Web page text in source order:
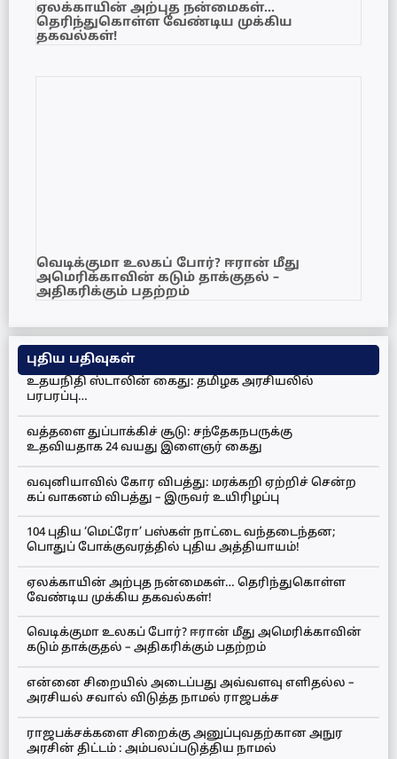
ஏலக்காயின் அற்புத நன்மைகள்…
தெரிந்துகொள்ள வேண்டிய முக்கிய
தகவல்கள்!
வெடிக்குமா உலகப் போர்? ஈரான் மீது
அமெரிக்காவின் கடும் தாக்குதல் –
அதிகரிக்கும் பதற்றம்
புதிய பதிவுகள்
உதயநிதி ஸ்டாலின் கைது: தமிழக அரசியலில்
பரபரப்பு…
வத்தளை துப்பாக்கிச் சூடு: சந்தேகநபருக்கு
உதவியதாக 24 வயது இளைஞர் கைது
வவுனியாவில் கோர விபத்து: மரக்கறி ஏற்றிச் சென்ற
கப் வாகனம் விபத்து – இருவர் உயிரிழப்பு
104 புதிய ‘மெட்ரோ’ பஸ்கள் நாட்டை வந்தடைந்தன;
பொதுப் போக்குவரத்தில் புதிய அத்தியாயம்!
ஏலக்காயின் அற்புத நன்மைகள்… தெரிந்துகொள்ள
வேண்டிய முக்கிய தகவல்கள்!
வெடிக்குமா உலகப் போர்? ஈரான் மீது அமெரிக்காவின்
கடும் தாக்குதல் – அதிகரிக்கும் பதற்றம்
என்னை சிறையில் அடைப்பது அவ்வளவு எளிதல்ல –
அரசியல் சவால் விடுத்த நாமல் ராஜபக்ச
ராஜபக்சக்களை சிறைக்கு அனுப்புவதற்கான அநுர
அரசின் திட்டம் : அம்பலப்படுத்திய நாமல்